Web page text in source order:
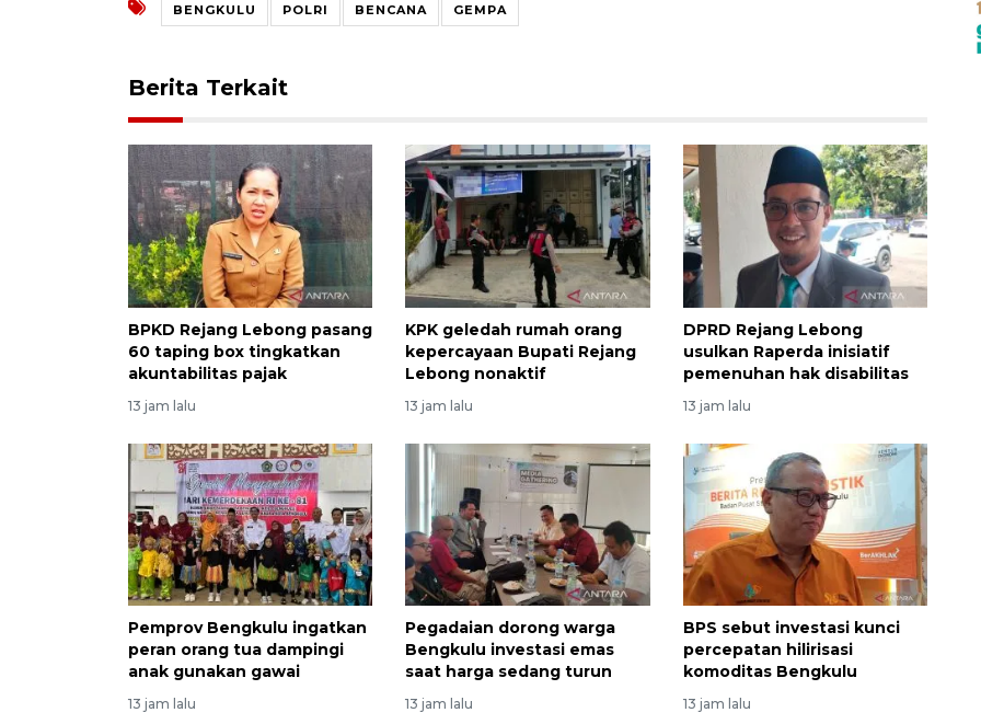
BENGKULU POLRI BENCANA GEMPA
Berita Terkait
BPKD Rejang Lebong pasang
60 taping box tingkatkan
akuntabilitas pajak
13 jam lalu
KPK geledah rumah orang
kepercayaan Bupati Rejang
Lebong nonaktif
13 jam lalu
DPRD Rejang Lebong
usulkan Raperda inisiatif
pemenuhan hak disabilitas
13 jam lalu
Pemprov Bengkulu ingatkan
peran orang tua dampingi
anak gunakan gawai
13 jam lalu
Pegadaian dorong warga
Bengkulu investasi emas
saat harga sedang turun
13 jam lalu
BPS sebut investasi kunci
percepatan hilirisasi
komoditas Bengkulu
13 jam lalu
Vaksin HPV untuk siswa laki-
laki
2026-08-06 06:30:00